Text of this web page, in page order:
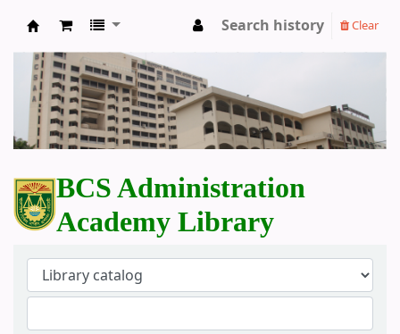
BCS Administration Academy Library
Search history Clear
BCS Administration
Academy Library